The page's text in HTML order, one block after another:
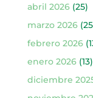
abril 2026(25)
marzo 2026
febrero 2026
enero 2026(13)
diciembre